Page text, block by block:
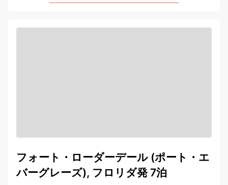
フォート・ローダーデール (ポート・エ
バーグレーズ), フロリダ発 7泊